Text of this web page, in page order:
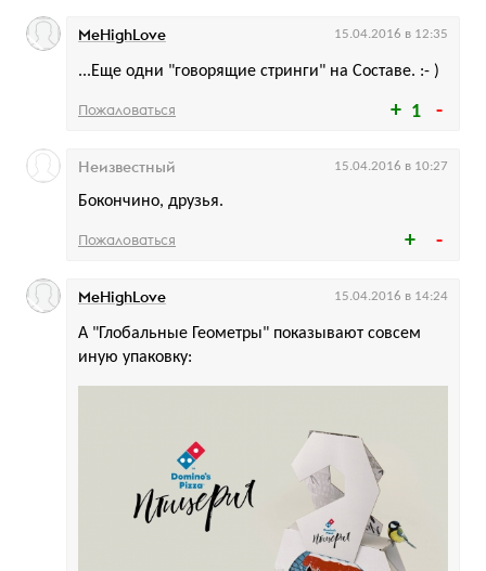
1
...Еще одни "говорящие стринги" на Составе. :- )
MeHighLove 15.04.2016 в 12:35
Пожаловаться
Бокончино, друзья.
Неизвестный 15.04.2016 в 10:27
Пожаловаться
А "Глобальные Геометры" показывают совсем
иную упаковку:
MeHighLove 15.04.2016 в 14:24